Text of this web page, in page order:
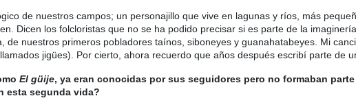
de nuestros campos; un personajillo que vive en lagunas y ríos, más
Dicen los folcloristas que no se ha podido precisar si es parte de la
de nuestros primeros pobladores taínos, siboneyes y guanahatabeyes. Mi
jigües). Por cierto, ahora recuerdo que años después escribí parte de
El güije, ya eran conocidas por sus seguidores pero no formaban
esta segunda vida?